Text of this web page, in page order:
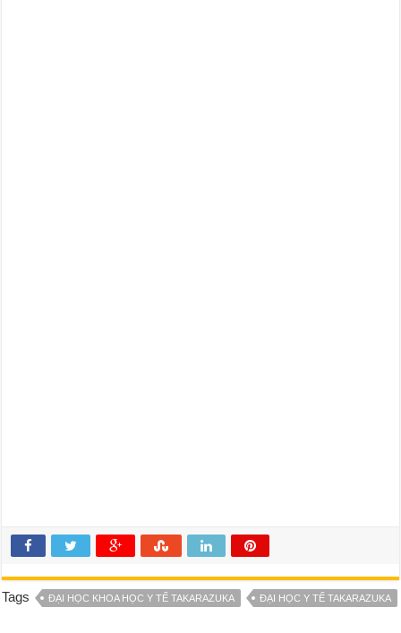
Tags ĐẠI HỌC KHOA HỌC Y TẾ TAKARAZUKA ĐẠI HỌC Y TẾ TAKARAZUKA